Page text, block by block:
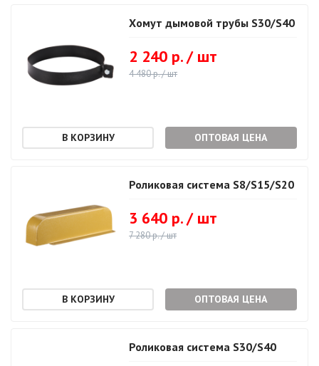
Хомут дымовой трубы S30/S40
2 240 р. / шт
4 480 р. / шт
ОПТОВАЯ ЦЕНА
Роликовая система S8/S15/S20
3 640 р. / шт
7 280 р. / шт
ОПТОВАЯ ЦЕНА
Роликовая система S30/S40